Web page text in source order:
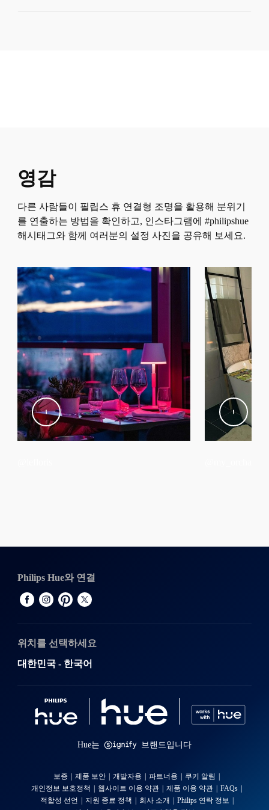
내구성
20,000
추가 기능/액세서리 포함
배터리 포함
예
충전대 포함
예
색상 선택
예
조명 확산 효과
예
Hue 앱 및 스위치로 조광 가능
예
제품 상의 조광기
전원 어댑터 포함
ZigBee Light Link
예
플러그 타입
조명 특성
연색성 지수(CRI)
기타
영감
다른 사람들이 필립스 휴 연결형 조명을 활용해 분위기
를 연출하는 방법을 확인하고, 인스타그램에 #philipshue
해시태그와 함께 여러분의 설정 사진을 공유해 보세요.
Philips Hue와 연결
위치를 선택하세요
대한민국 - 한국어
Hue는 브랜드입니다
보증 제품 보안 개발자용 파트너용
쿠키 알림
개인정보 보호정책
웹사이트 이용 약관 제품 이용 약관
FAQs
적합성 선언
지원 종료 정책 회사 소개
Philips 연락 정보